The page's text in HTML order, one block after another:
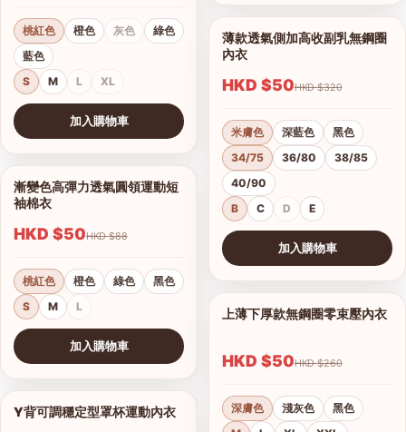
桃紅色 橙色 灰色
綠色
藍色
S
M L XL
加入購物車
1/15
查看圖片
漸變色高彈力透氣圓領運動短
袖棉衣
HKD $50 HKD $88
桃紅色 橙色 綠色
黑色
S
M L
加入購物車
1/6
查看圖片
Y背可調穩定型罩杯運動內衣
1/17
薄款透氣側加高收副乳無鋼圈
內衣
HKD $50 HKD $320
米膚色 深藍色
黑色
34/75
36/80
38/85
40/90
B
C D E
加入購物車
1/12
查看圖片
上薄下厚款無鋼圈零束壓內衣
HKD $50 HKD $260
深膚色 淺灰色
黑色
English